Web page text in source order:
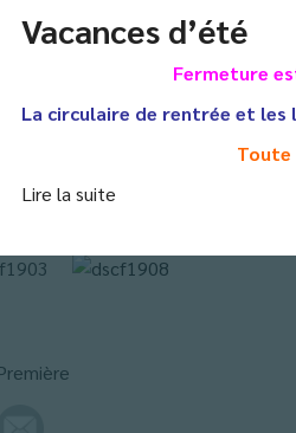
Vacances d’été
Fermeture
La circulaire de rentrée et
Toute
Lire la suite
d’orientation post-bac de
informations sur les
trouvera un prolongement
Barral au mois de janvier.